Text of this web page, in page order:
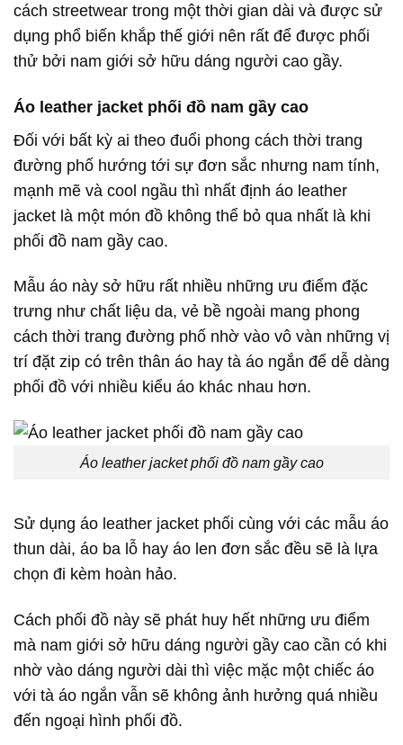
cách streetwear trong một thời gian dài và được sử
dụng phổ biến khắp thế giới nên rất để được phối
thử bởi nam giới sở hữu dáng người cao gầy.
Áo leather jacket phối đồ nam gầy cao
Đối với bất kỳ ai theo đuổi phong cách thời trang
đường phố hướng tới sự đơn sắc nhưng nam tính,
mạnh mẽ và cool ngầu thì nhất định áo leather
jacket là một món đồ không thể bỏ qua nhất là khi
phối đồ nam gầy cao.
Mẫu áo này sở hữu rất nhiều những ưu điểm đặc
trưng như chất liệu da, vẻ bề ngoài mang phong
cách thời trang đường phố nhờ vào vô vàn những vị
trí đặt zip có trên thân áo hay tà áo ngắn để dễ dàng
phối đồ với nhiều kiểu áo khác nhau hơn.
Áo leather jacket phối đồ nam gầy cao
Sử dụng áo leather jacket phối cùng với các mẫu áo
thun dài, áo ba lỗ hay áo len đơn sắc đều sẽ là lựa
chọn đi kèm hoàn hảo.
Cách phối đồ này sẽ phát huy hết những ưu điểm
mà nam giới sở hữu dáng người gầy cao cần có khi
nhờ vào dáng người dài thì việc mặc một chiếc áo
với tà áo ngắn vẫn sẽ không ảnh hưởng quá nhiều
đến ngoại hình phối đồ.